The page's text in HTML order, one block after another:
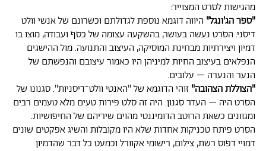
מהגישות לסרט המצוייר:
"ספר הג'ונגל" היווה דוגמא נוספת לגדולתם וכשרונם של אנשי וולט
דיסני. הסרט נעשה בעושר, בהשקעה עצומה של כסף ועבודה, מוצו בו
דמיון ויצירתיות מבחינת המוסיקה, העיצוב והתנועה. מול ההישגים
הנפלאים בעיצוב החיות למיניהן היו כאמור עיצובם והנפשתם של
הנער והנערה – עלובים.
"הצוללת הצהובה" זוהי הדוגמא של "האנטי וולט־דיסניות". סגנונו של
הסרט היה – העדר סגנון. היה זה סלט פירות טעים מלא טעמים רבים
ומגוונים כשאת הרוטב הדומיננטי מהוים שיריהם של החיפושיות.
הסרט פיתח טכניקות אחדות שלא היו מקובלות והשיג אפקטים שונים
דמויי דפוס רשת, צילום, רישומי אקוורל וכמעט כל דבר שהדמיון